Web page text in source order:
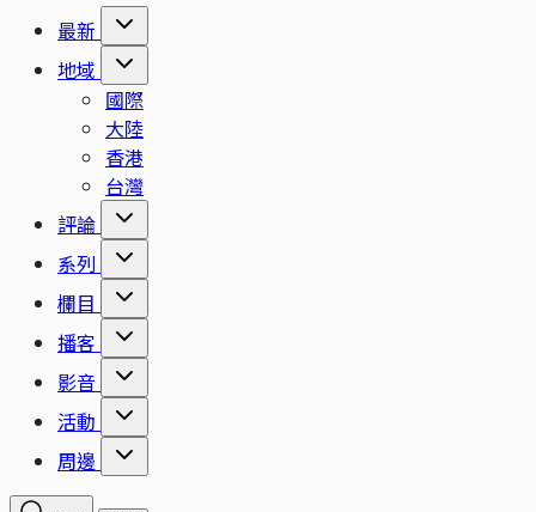
最新
地域
國際
大陸
香港
台灣
評論
系列
欄目
播客
影音
活動
周邊